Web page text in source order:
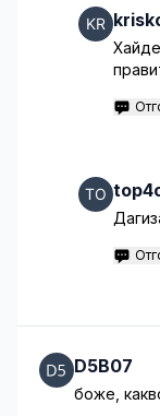
D5B07
боже,